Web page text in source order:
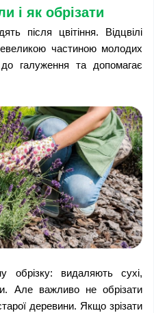
і як обрізати
після цвітіння. Відцвілі
частиною молодих
галуження та допомагає
обрізку: видаляють сухі,
Але важливо не обрізати
деревини. Якщо зрізати